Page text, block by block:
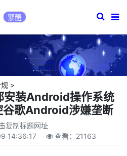
繁體
>
安装Android操作系统
谷歌Android涉嫌垄断
复制标题网址
14:36:17 查看： 21163